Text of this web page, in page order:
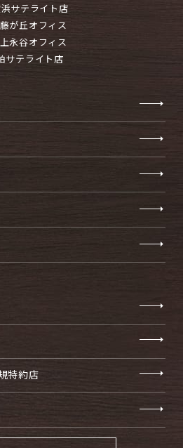
サテライト店
が丘オフィス
永谷オフィス
サテライト店
特約店